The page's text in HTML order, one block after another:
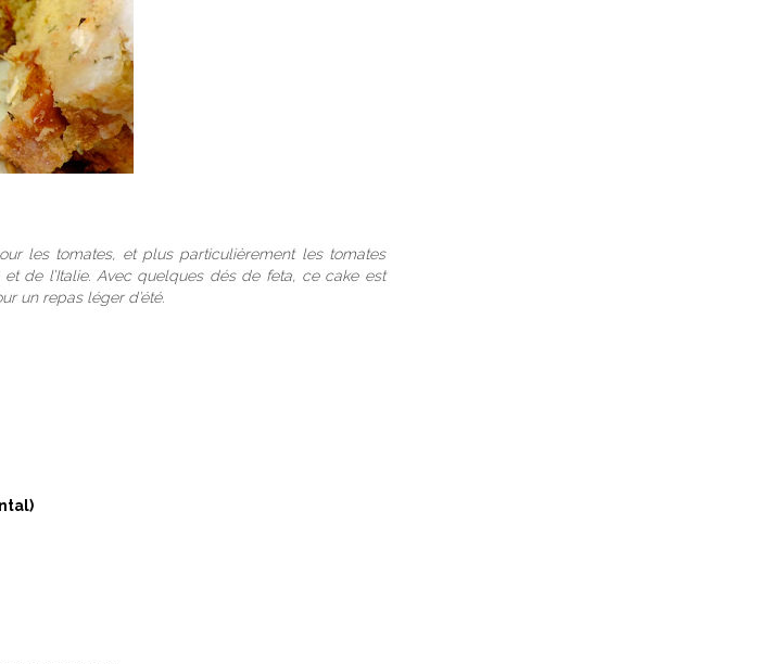
les tomates, et plus particulièrement les tomates
de l’Italie. Avec quelques dés de feta, ce cake est
un repas léger d’été.